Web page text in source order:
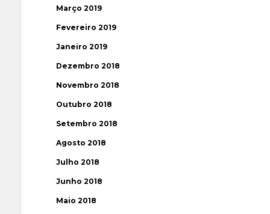
Março 2019
Fevereiro 2019
Janeiro 2019
Dezembro 2018
Novembro 2018
Outubro 2018
Setembro 2018
Agosto 2018
Julho 2018
Junho 2018
Maio 2018